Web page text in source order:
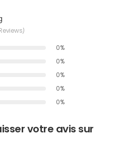
0%
0%
0%
0%
0%
votre avis sur